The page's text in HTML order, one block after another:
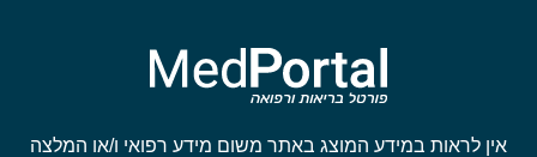
אין לראות במידע המוצג באתר משום מידע רפואי ו/או המלצה